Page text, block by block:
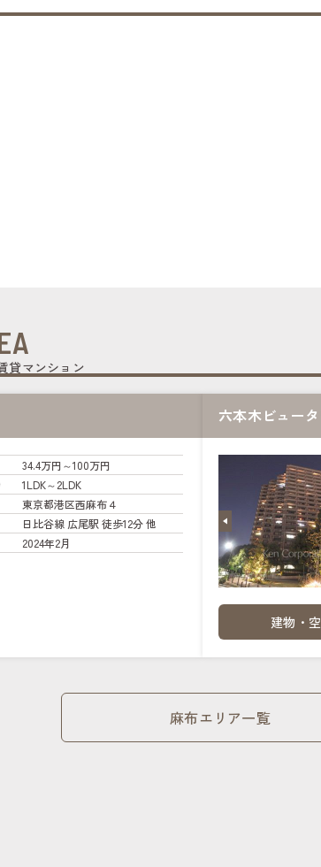
貸マンション
34.4万円～100万円
1LDK～2LDK
東京都港区西麻布４
日比谷線 広尾駅 徒歩12分 他
2024年2月
六本木ビュー
建物・
麻布エリア一覧